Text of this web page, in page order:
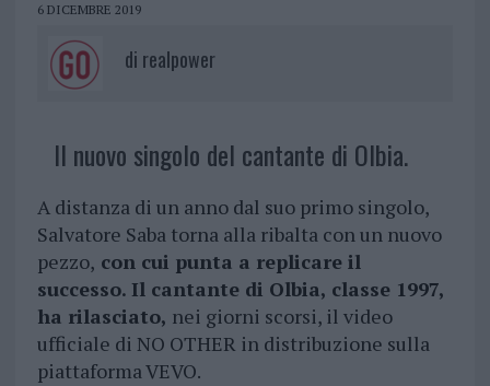
6 DICEMBRE 2019
di realpower
Il nuovo singolo del cantante di Olbia.
A distanza di un anno dal suo primo singolo,
Salvatore Saba torna alla ribalta con un nuovo
pezzo, con cui punta a replicare il
successo. Il cantante di Olbia, classe 1997,
ha rilasciato, nei giorni scorsi, il video
ufficiale di NO OTHER in distribuzione sulla
piattaforma VEVO.